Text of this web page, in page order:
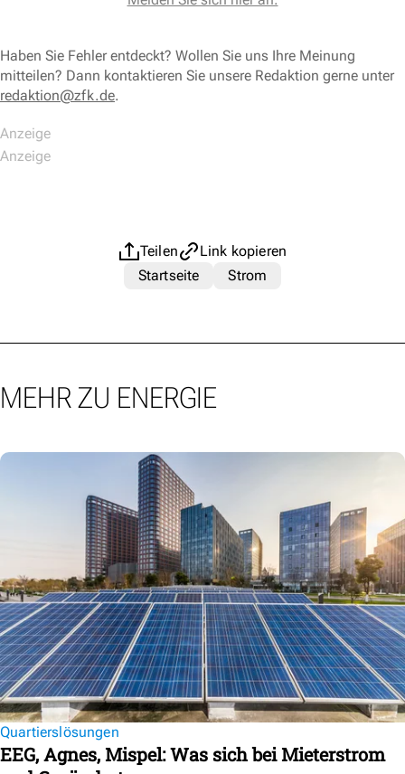
Haben Sie Fehler entdeckt? Wollen Sie uns Ihre Meinung
mitteilen? Dann kontaktieren Sie unsere Redaktion gerne unter
redaktion@zfk.de.
Teilen
Link kopieren
Startseite
Strom
MEHR ZU ENERGIE
Quartierslösungen
EEG, Agnes, Mispel: Was sich bei Mieterstrom